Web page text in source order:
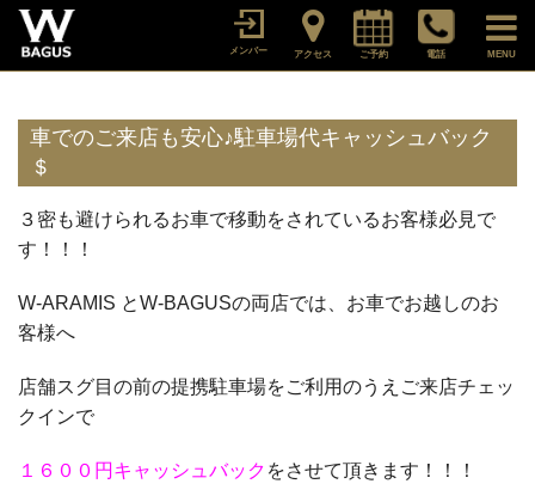
メンバー アクセス ご予約 電話 MENU
車でのご来店も安心♪駐車場代キャッシュバック
＄
３密も避けられるお車で移動をされているお客様必見で
す！！！
W-ARAMIS とW-BAGUSの両店では、お車でお越しのお
客様へ
店舗スグ目の前の提携駐車場をご利用のうえご来店チェッ
クインで
１６００円キャッシュバック をさせて頂きます！！！